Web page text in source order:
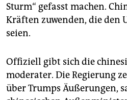
Sturm“ gefasst machen.
Kräften zuwenden, die den
seien.
Offiziell gibt sich die
moderater. Die Regierung
über Trumps Äußerungen,